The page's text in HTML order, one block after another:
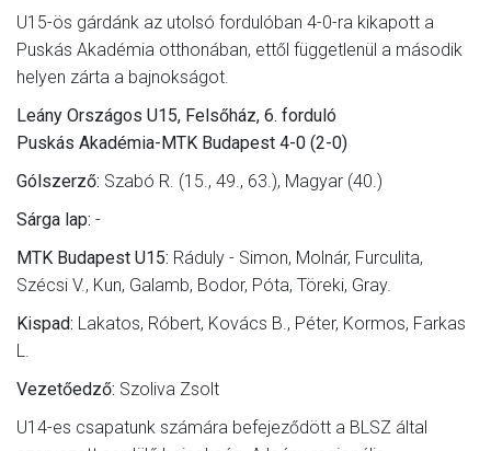
U15-ös gárdánk az utolsó fordulóban 4-0-ra kikapott a
Puskás Akadémia otthonában, ettől függetlenül a második
helyen zárta a bajnokságot.
Leány Országos U15, Felsőház, 6. forduló
Puskás Akadémia-MTK Budapest 4-0 (2-0)
Gólszerző: Szabó R. (15., 49., 63.), Magyar (40.)
Sárga lap: -
MTK Budapest U15: Ráduly - Simon, Molnár, Furculita,
Szécsi V., Kun, Galamb, Bodor, Póta, Töreki, Gray.
Kispad: Lakatos, Róbert, Kovács B., Péter, Kormos, Farkas
L.
Vezetőedző: Szoliva Zsolt
U14-es csapatunk számára befejeződött a BLSZ által